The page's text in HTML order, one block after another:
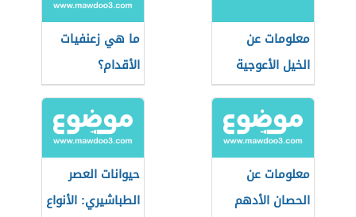
معلومات عن
الخيل الأعوجية
ما هي زعنفيات
الأقدام؟
معلومات عن
الحصان الأدهم
حيوانات العصر
الطباشيري: الأنواع